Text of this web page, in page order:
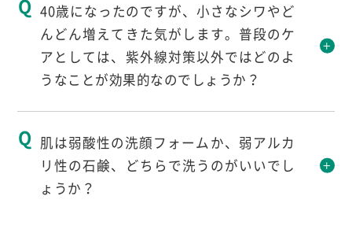
40歳になったのですが、小さなシワやど
んどん増えてきた気がします。普段のケ
アとしては、紫外線対策以外ではどのよ
うなことが効果的なのでしょうか？
保湿をしっかりしてください。
肌は弱酸性の洗顔フォームか、弱アルカ
リ性の石鹸、どちらで洗うのがいいでし
ょうか？